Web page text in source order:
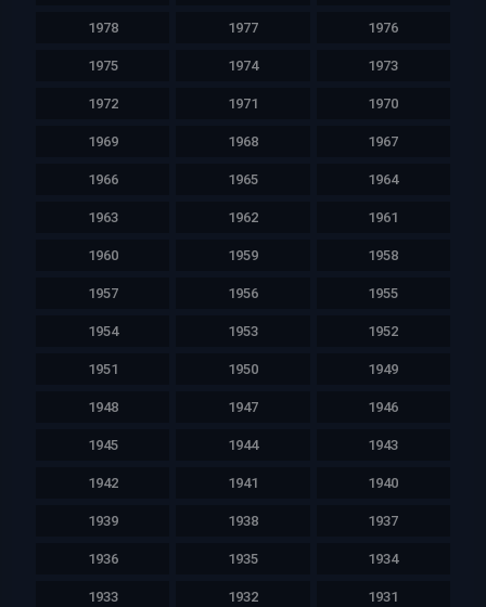
1978 1977 1976
1975 1974 1973
1972 1971 1970
1969 1968 1967
1966 1965 1964
1963 1962 1961
1960 1959 1958
1957 1956 1955
1954 1953 1952
1951 1950 1949
1948 1947 1946
1945 1944 1943
1942 1941 1940
1939 1938 1937
1936 1935 1934
1933 1932 1931